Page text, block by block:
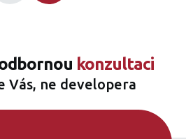
konzultaci
Vás, ne developera